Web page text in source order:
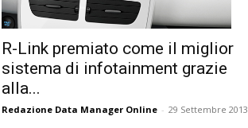
R-Link premiato come il miglior
sistema di infotainment grazie
alla...
Redazione Data Manager Online - 29 Settembre 2013